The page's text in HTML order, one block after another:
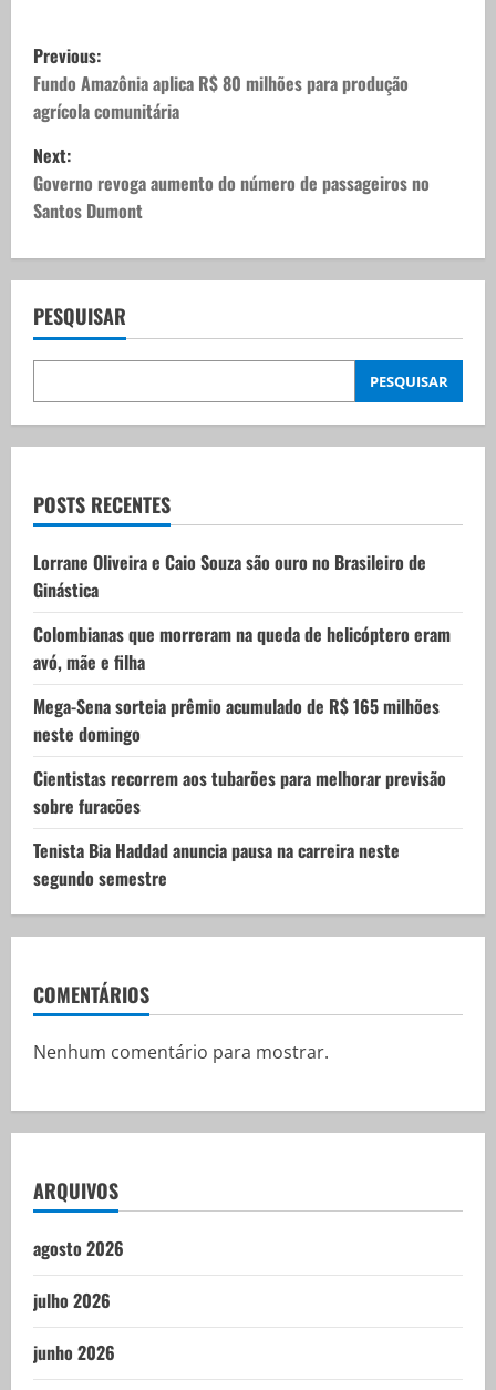
P
o
s
t
n
a
v
i
g
t
i
o
n
Previous:
Fundo Amazônia aplica R$ 80 milhões para produção
agrícola comunitária
Next:
Governo revoga aumento do número de passageiros no
Santos Dumont
PESQUISAR
PESQUISAR
POSTS RECENTES
Lorrane Oliveira e Caio Souza são ouro no Brasileiro de
Ginástica
Colombianas que morreram na queda de helicóptero eram
avó, mãe e filha
Mega-Sena sorteia prêmio acumulado de R$ 165 milhões
neste domingo
Cientistas recorrem aos tubarões para melhorar previsão
sobre furacões
Tenista Bia Haddad anuncia pausa na carreira neste
segundo semestre
COMENTÁRIOS
Nenhum comentário para mostrar.
ARQUIVOS
agosto 2026
julho 2026
junho 2026